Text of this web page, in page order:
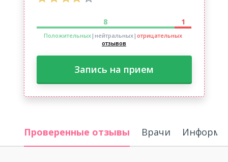
8 1
Положительных|нейтральных| отрицательных
отзывов
Запись на прием
Проверенные отзывы Врачи